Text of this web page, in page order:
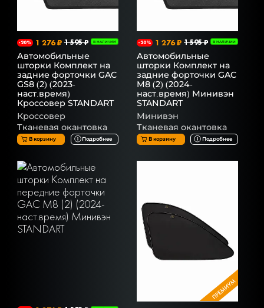
-20% 1 276 ₽ 1 595 ₽ В НАЛИЧИИ
Автомобильные
шторки Комплект на
задние форточки GAC
GS8 (2) (2023-
наст.время)
Кроссовер STANDART
Кроссовер
Тканевая окантовка
В корзину Подробнее
-20% 1 276 ₽ 1 595 ₽ В НАЛИЧИИ
Автомобильные
шторки Комплект на
задние форточки GAC
M8 (2) (2024-
наст.время) Минивэн
STANDART
Минивэн
Тканевая окантовка
В корзину Подробнее